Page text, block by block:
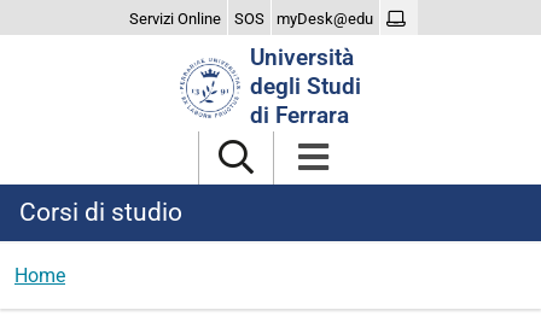
Servizi Online SOS myDesk@edu
Università
degli Studi
di Ferrara
Corsi di studio
Home